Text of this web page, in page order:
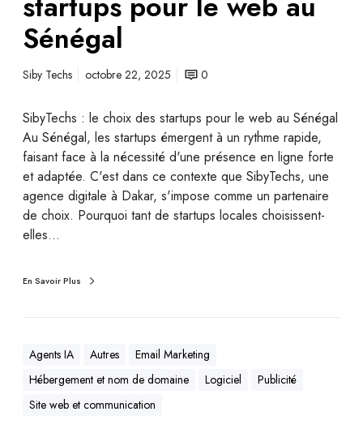
Sénégal
Siby Techs octobre 22, 2025 0
SibyTechs : le choix des startups pour le web au Sénégal
Au Sénégal, les startups émergent à un rythme rapide,
faisant face à la nécessité d'une présence en ligne forte
et adaptée. C'est dans ce contexte que SibyTechs, une
agence digitale à Dakar, s'impose comme un partenaire
de choix. Pourquoi tant de startups locales choisissent-
elles…
En Savoir Plus
Agents IA Autres
Email Marketing
Hébergement et nom de domaine
Logiciel
Publicité
Site web et communication